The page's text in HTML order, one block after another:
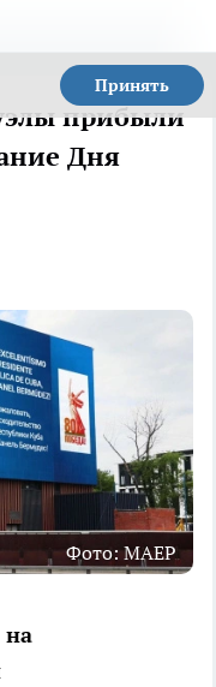
Принять
прибыли
Дня
Фото: МАЕР